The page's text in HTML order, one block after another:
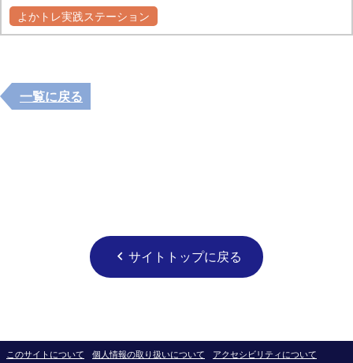
よかトレ実践ステーション
一覧に戻る
chevron_left サイトトップに戻る
このサイトについて 個人情報の取り扱いについて アクセシビリティについて